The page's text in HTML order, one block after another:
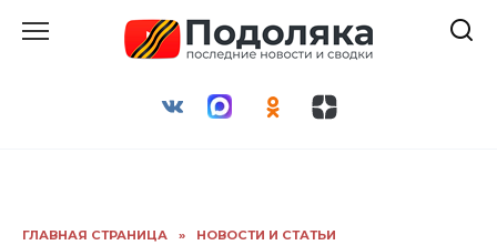
ГЛАВНАЯ СТРАНИЦА » НОВОСТИ И СТАТЬИ